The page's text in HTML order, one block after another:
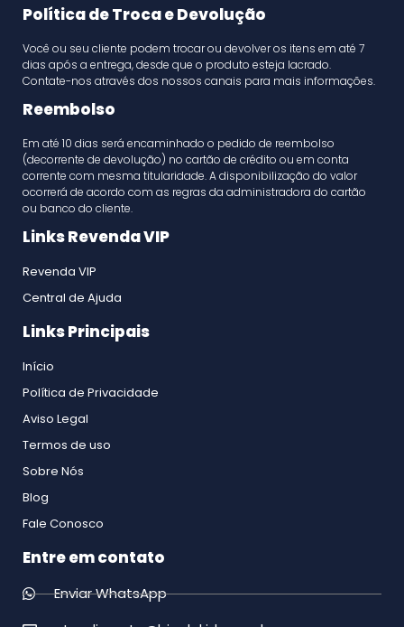
Política de Troca e Devolução
Você ou seu cliente podem trocar ou devolver os itens em até 7
dias após a entrega, desde que o produto esteja lacrado.
Contate-nos através dos nossos canais para mais informações.
Reembolso
Em até 10 dias será encaminhado o pedido de reembolso
(decorrente de devolução) no cartão de crédito ou em conta
corrente com mesma titularidade. A disponibilização do valor
ocorrerá de acordo com as regras da administradora do cartão
ou banco do cliente.
Links Revenda VIP
Revenda VIP
Central de Ajuda
Links Principais
Início
Política de Privacidade
Aviso Legal
Termos de uso
Sobre Nós
Blog
Fale Conosco
Entre em contato
Enviar WhatsApp